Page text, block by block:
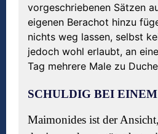
vorgeschriebenen Sätzen
eigenen Berachot hinzu
nichts weg lassen, selbst
jedoch wohl erlaubt, an
Tag mehrere Male zu
SCHULDIG BEI
Maimonides ist der